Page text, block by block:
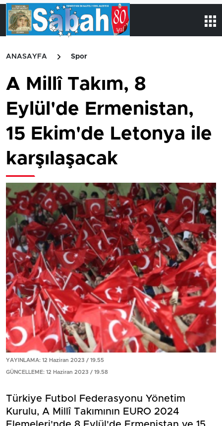
ANASAYFA Spor
A Millî Takım, 8
Eylül'de Ermenistan,
15 Ekim'de Letonya ile
karşılaşacak
YAYINLAMA: 12 Haziran 2023 / 19.55
GÜNCELLEME: 12 Haziran 2023 / 19.58
Türkiye Futbol Federasyonu Yönetim
Kurulu, A Millî Takımının EURO 2024